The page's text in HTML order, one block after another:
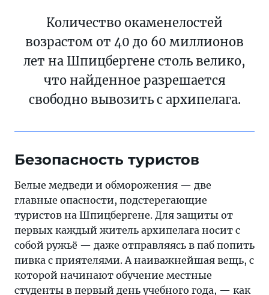
Количество окаменелостей
возрастом от 40 до 60 миллионов
лет на Шпицбергене столь велико,
что найденное разрешается
свободно вывозить с архипелага.
Безопасность туристов
Белые медведи и обморожения — две
главные опасности, подстерегающие
туристов на Шпицбергене. Для защиты от
первых каждый житель архипелага носит с
собой ружьё — даже отправляясь в паб попить
пивка с приятелями. А наиважнейшая вещь, с
которой начинают обучение местные
студенты в первый день учебного года, — как